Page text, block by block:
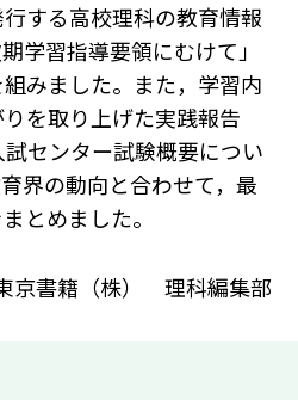
する高校理科の教育情報
学習指導要領にむけて」
みました。また，学習内
を取り上げた実践報告
センター試験概要につい
界の動向と合わせて，最
とめました。
京書籍（株） 理科編集部